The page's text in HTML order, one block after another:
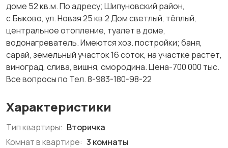
доме 52 кв.м. По адресу; Шипуновский район,
с.Быково, ул. Новая 25 кв.2 Дом светлый, тёплый,
центральное отопление, туалет в доме,
водонагреватель. Имеются хоз. постройки; баня,
сарай, земельный участок 16 соток, на участке растет,
виноград, слива, вишня, смородина. Цена-700 000 тыс.
Все вопросы по Тел. 8-983-180-98-22
Характеристики
Тип квартиры: Вторичка
Комнат в квартире: 3 комнаты